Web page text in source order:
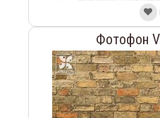
Фотофон